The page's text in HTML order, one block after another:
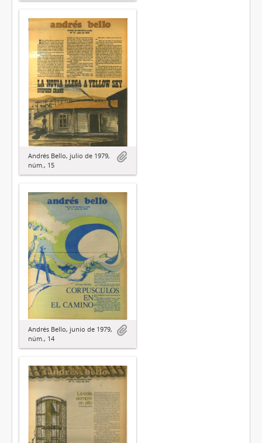
Andrés Bello, julio de 1979,
núm., 15
Andrés Bello, junio de 1979,
núm., 14